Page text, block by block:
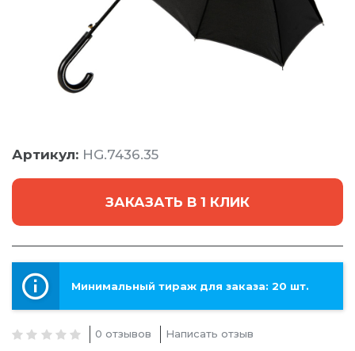
Артикул: HG.7436.35
ЗАКАЗАТЬ В 1 КЛИК
Минимальный тираж для заказа: 20 шт.
0 отзывов Написать отзыв